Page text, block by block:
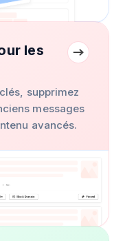
les
supprimez
messages
avancés.